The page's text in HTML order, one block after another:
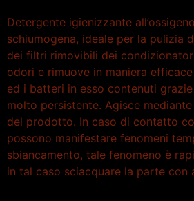
Detergente igienizzante
schiumogena, ideale per la pulizia
dei filtri rimovibili dei
odori e rimuove in maniera
ed i batteri in esso contenuti
molto persistente. Agisce
del prodotto. In caso di contatto
possono manifestare fenomeni
sbiancamento, tale fenomeno è
in tal caso sciacquare la parte con